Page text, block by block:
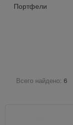
Портфели
Всего найдено: 6